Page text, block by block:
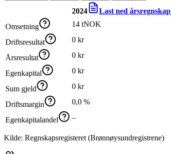
2024 Last ned årsregnskap
Omsetning
14 tNOK
Driftsresultat 0 kr
Årsresultat 0 kr
Egenkapital 0 kr
Sum gjeld 0 kr
Driftsmargin 0,0 %
Egenkapitalandel –
Kilde: Regnskapsregisteret (Brønnøysundregistrene)